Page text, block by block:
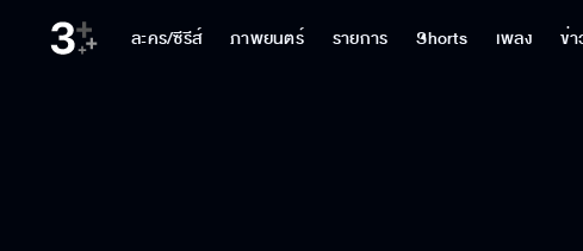
ละคร/ซีรีส์ ภาพยนตร์ รายการ Shorts เพลง ข่